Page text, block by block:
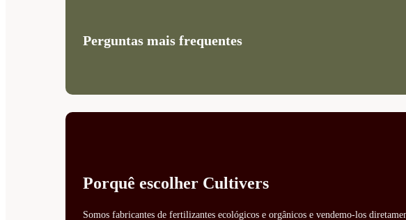
Perguntas mais frequentes
Porquê escolher Cultivers
Somos fabricantes de fertilizantes ecológicos e orgânicos e vendemo-los